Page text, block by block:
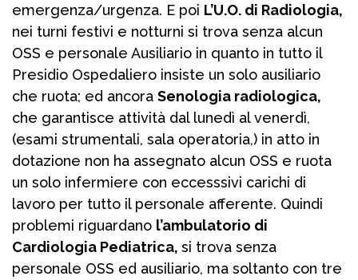
emergenza/urgenza. E poi L’U.O. di Radiologia,
nei turni festivi e notturni si trova senza alcun
OSS e personale Ausiliario in quanto in tutto il
Presidio Ospedaliero insiste un solo ausiliario
che ruota; ed ancora Senologia radiologica,
che garantisce attività dal lunedì al venerdì,
(esami strumentali, sala operatoria,) in atto in
dotazione non ha assegnato alcun OSS e ruota
un solo infermiere con eccesssivi carichi di
lavoro per tutto il personale afferente. Quindi
problemi riguardano l’ambulatorio di
Cardiologia Pediatrica, si trova senza
personale OSS ed ausiliario, ma soltanto con tre